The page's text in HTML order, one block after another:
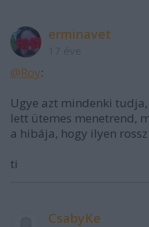
erminavet
@Roy:
Ugye azt mindenki
lett ütemes menetrend,
a hibája, hogy ilyen
ti
CsabyKe